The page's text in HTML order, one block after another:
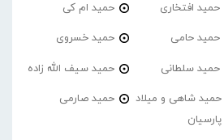
حمید افتخاری حمید ام کی
حمید حامی حمید خسروی
حمید سلطانی حمید سیف الله زاده
حمید شاهی و میلاد
پارسیان
حمید صارمی